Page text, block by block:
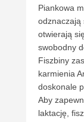
Piankowa
odznaczają
otwierają
swobodny
Fiszbiny
karmienia
doskonale
Aby
laktację,